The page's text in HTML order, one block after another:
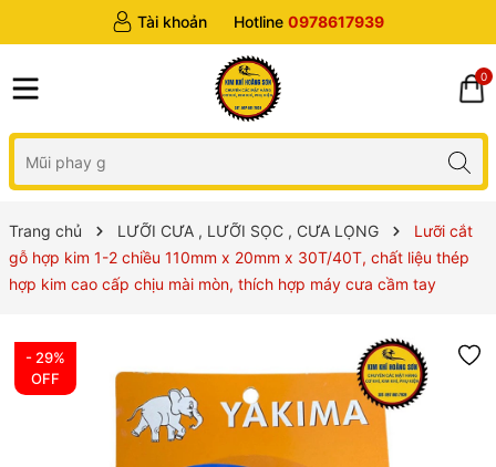
Tài khoản Hotline 0978617939
0
Trang chủ LƯỠI CƯA , LƯỠI SỌC , CƯA LỌNG
Lưỡi cắt
gỗ hợp kim 1-2 chiều 110mm x 20mm x 30T/40T, chất liệu thép
hợp kim cao cấp chịu mài mòn, thích hợp máy cưa cầm tay
- 29%
OFF